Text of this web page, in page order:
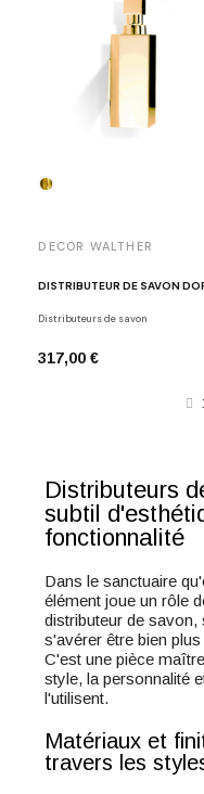
DECOR WALTHER
Distributeurs de savon
317,00 €
Distributeurs
subtil
fonctionnalité
Dans le sanctuaire
élément joue un rôle
distributeur de
s'avérer être bien
C'est une pièce
style, la personnalité
l'utilisent.
Matériaux et
travers les